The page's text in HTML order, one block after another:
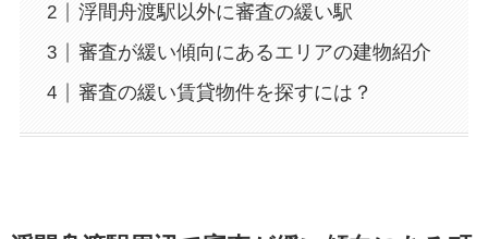
浮間舟渡駅以外に審査の緩い駅
審査が緩い傾向にあるエリアの建物紹介
審査の緩い賃貸物件を探すには？